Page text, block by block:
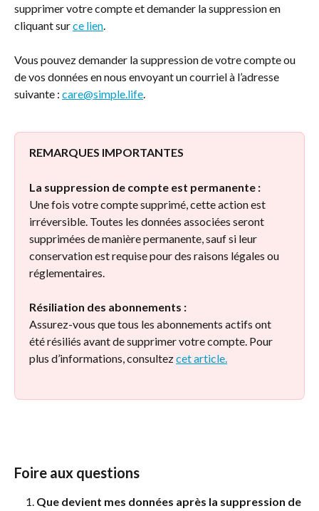
supprimer votre compte et demander la suppression en
cliquant sur ce lien.
Vous pouvez demander la suppression de votre compte ou
de vos données en nous envoyant un courriel à l’adresse
suivante : care@simple.life.
REMARQUES IMPORTANTES
La suppression de compte est permanente :
Une fois votre compte supprimé, cette action est
irréversible. Toutes les données associées seront
supprimées de manière permanente, sauf si leur
conservation est requise pour des raisons légales ou
réglementaires.
Résiliation des abonnements :
Assurez-vous que tous les abonnements actifs ont
été résiliés avant de supprimer votre compte. Pour
plus d’informations, consultez cet article.
Foire aux questions
Que devient mes données après la suppression de